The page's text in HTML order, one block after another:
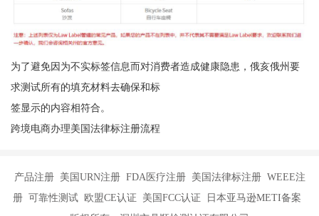
为了避免因为不实标签信息而对消费者造成健康隐患，俄亥俄州要
求测试所有的填充材料去确保和标
签显示的内容相符合。
跨境电商办理美国法律标注册流程
产品注册 美国URN注册 FDA医疗注册 美国法律标注册 WEEE注
册 可靠性测试 欧盟CE认证 美国FCC认证 日本亚马逊METI备案